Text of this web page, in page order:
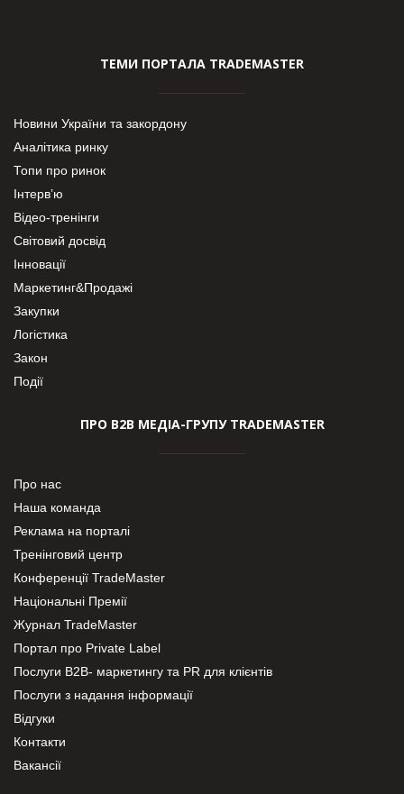
ТЕМИ ПОРТАЛА TRADEMASTER
Новини України та закордону
Аналітика ринку
Топи про ринок
Інтерв’ю
Відео-тренінги
Світовий досвід
Інновації
Маркетинг&Продажі
Закупки
Логістика
Закон
Події
ПРО В2В МЕДІА-ГРУПУ TRADEMASTER
Про нас
Наша команда
Реклама на порталі
Тренінговий центр
Конференції TradeMaster
Національні Премії
Журнал TradeMaster
Портал про Private Label
Послуги В2В- маркетингу та PR для клієнтів
Послуги з надання інформації
Відгуки
Контакти
Вакансії